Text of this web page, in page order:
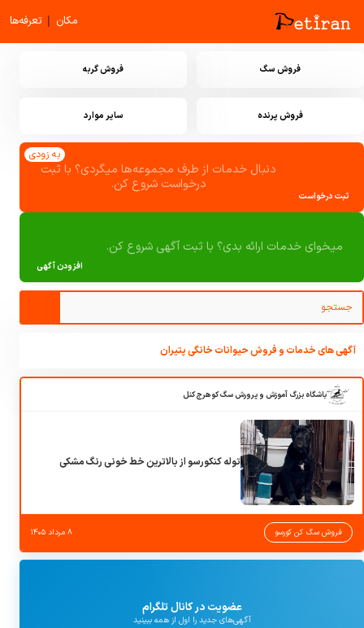
مکان | تعرفه‌ها
فروش سگ فروش گربه
فروش پرنده سایر موارد
ثبت درخواست
دنبال خدمات از طرف مجموعه‌ها میگردی؟ با ثبت
درخواست شروع کن.
به زودی
افزودن آگهی
میخوای خدمات ارائه بدی؟ با ثبت آگهی شروع کن.
آگهی های خدمات و فروش حیوانات خانگی پتیران
باشگاه بزرگ آموزش و پرورش سگ کوهرج کنل
توله کنکورسو از بالاترین خط خونی رنگ مشکی
فروش سگ کن کورسو ۸ مرداد ۱۴۰۵
عضویت در کانال تلگرام
آگهی‌های جدید را اول از همه ببینید